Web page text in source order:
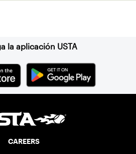
la aplicación USTA
CAREERS